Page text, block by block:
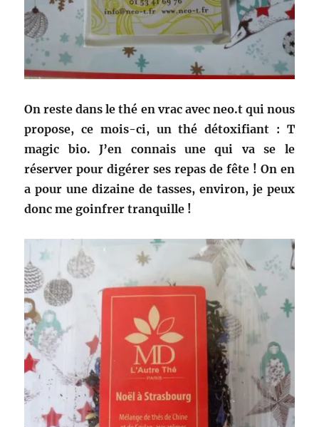
On reste dans le thé en vrac avec neo.t qui nous
propose, ce mois-ci, un thé détoxifiant : T
magic bio. J’en connais une qui va se le
réserver pour digérer ses repas de fête ! On en
a pour une dizaine de tasses, environ, je peux
donc me goinfrer tranquille !